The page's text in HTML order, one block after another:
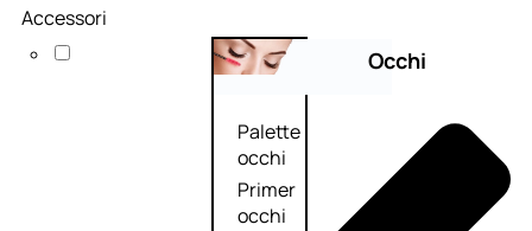
Occhi
Palette
occhi
Primer
occhi
Accessori